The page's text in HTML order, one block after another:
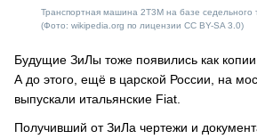
Транспортная машина 2Т3М на базе седельного
(Фото: wikipedia.org по лицензии CC BY-SA 3.0)
Будущие ЗиЛы тоже появились как
А до этого, ещё в царской России, на
выпускали итальянские Fiat.
Получивший от ЗиЛа чертежи и